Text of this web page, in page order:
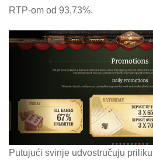
RTP-om od 93,73%.
Putujući svinje udvostručuju